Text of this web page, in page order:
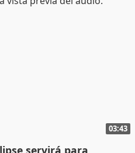
03:43
servirá para